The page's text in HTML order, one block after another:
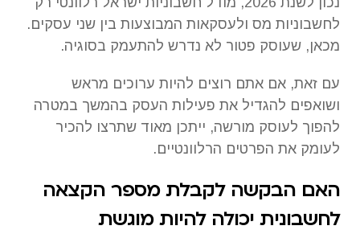
לחשבוניות מס ולעסקאות המבוצעות בין שני עסקים.
מכאן, שעוסק פטור לא נדרש להתעמק בסוגיה.
עם זאת, אם אתם רוצים להיות ערוכים מראש
ושואפים להגדיל את פעילות העסק בהמשך במטרה
להפוך לעוסק מורשה, ייתכן מאוד שתרצו להכיר
לעומק את הפרטים הרלוונטיים.
האם הבקשה לקבלת מספר הקצאה
לחשבונית יכולה להיות מוגשת